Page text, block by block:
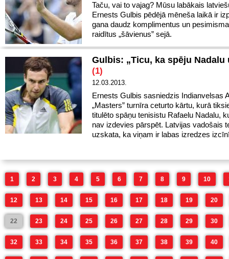
Taču, vai to vajag? Mūsu labākais
Ernests Gulbis pēdējā mēneša laikā ir
gana daudz komplimentus un
raidītus „šāvienus” sejā.
Gulbis: „Ticu, ka spēju Nadalu
(1)
12.03.2013.
Ernests Gulbis sasniedzis Indianvelsas
„Masters” turnīra ceturto kārtu, kurā
titulēto spāņu tenisistu Rafaelu Nadalu,
nav izdevies pārspēt. Latvijas vadošais
uzskata, ka viņam ir labas izredzes
1 2 3 4 5 6 7 8 9 10
12 13 14 15 16 17 18 19 20
22 23 24 25 26 27 28 29 30
32 33 34 35 36 37 38 39 40